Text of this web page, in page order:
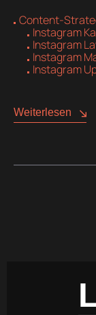
Content-
Instagram
Instagram
Instagram
Instagram
Weiterlesen